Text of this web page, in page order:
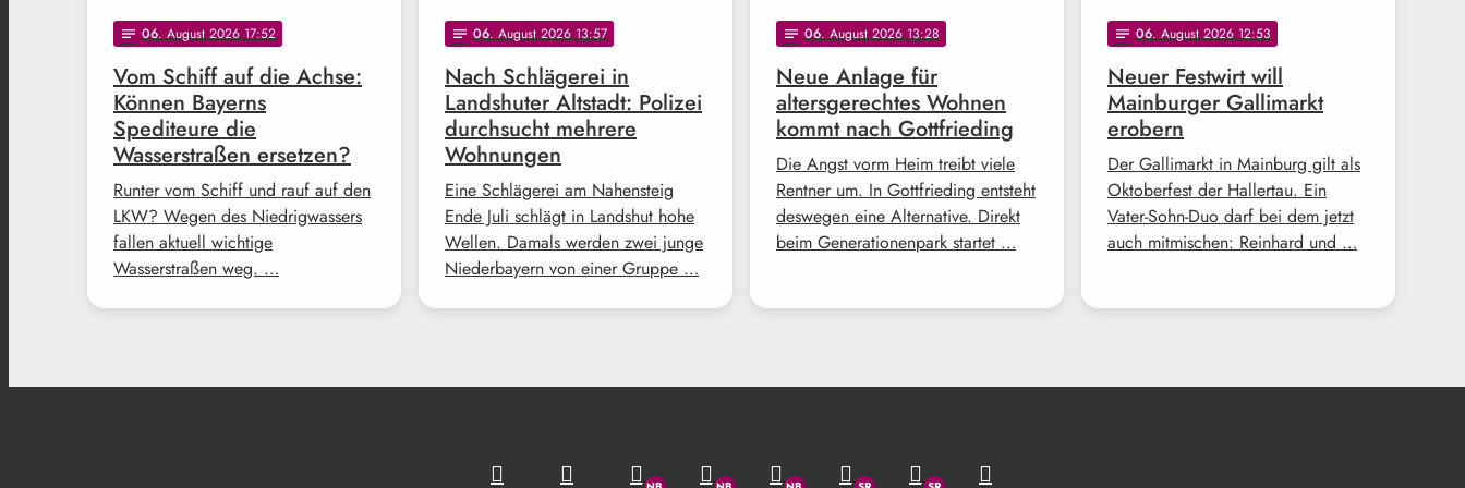
notes 06. August 2026 17:52
Vom Schiff auf die Achse:
Können Bayerns
Spediteure die
Wasserstraßen ersetzen?
Runter vom Schiff und rauf auf den
LKW? Wegen des Niedrigwassers
fallen aktuell wichtige
Wasserstraßen weg. …
notes 06. August 2026 13:57
Nach Schlägerei in
Landshuter Altstadt: Polizei
durchsucht mehrere
Wohnungen
Eine Schlägerei am Nahensteig
Ende Juli schlägt in Landshut hohe
Wellen. Damals werden zwei junge
Niederbayern von einer Gruppe …
notes 06. August 2026 13:28
Neue Anlage für
altersgerechtes Wohnen
kommt nach Gottfrieding
Die Angst vorm Heim treibt viele
Rentner um. In Gottfrieding entsteht
deswegen eine Alternative. Direkt
beim Generationenpark startet …
notes 06. August 2026 12:53
Neuer Festwirt will
Mainburger Gallimarkt
erobern
Der Gallimarkt in Mainburg gilt als
Oktoberfest der Hallertau. Ein
Vater-Sohn-Duo darf bei dem jetzt
auch mitmischen: Reinhard und …